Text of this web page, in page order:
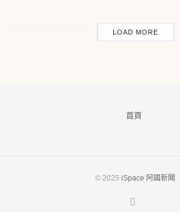
LOAD MORE
首頁
© 2025 iSpace 阿國新聞